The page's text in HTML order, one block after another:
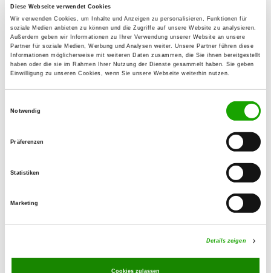
Diese Webseite verwendet Cookies
Wir verwenden Cookies, um Inhalte und Anzeigen zu personalisieren, Funktionen für
soziale Medien anbieten zu können und die Zugriffe auf unsere Website zu analysieren.
Außerdem geben wir Informationen zu Ihrer Verwendung unserer Website an unsere
Partner für soziale Medien, Werbung und Analysen weiter. Unsere Partner führen diese
Informationen möglicherweise mit weiteren Daten zusammen, die Sie ihnen bereitgestellt
haben oder die sie im Rahmen Ihrer Nutzung der Dienste gesammelt haben. Sie geben
Einwilligung zu unseren Cookies, wenn Sie unsere Webseite weiterhin nutzen.
Notwendig
Präferenzen
Statistiken
Marketing
Details zeigen
Cookies zulassen
OG - Laufen
Details
Triebenbach 14
83410 Laufen
OG - Postmünster-Pfarrkirchen e.V.
Details
Dammstr. 3
Details
Austr. 12
OG - Töging am Inn
84513 Töging